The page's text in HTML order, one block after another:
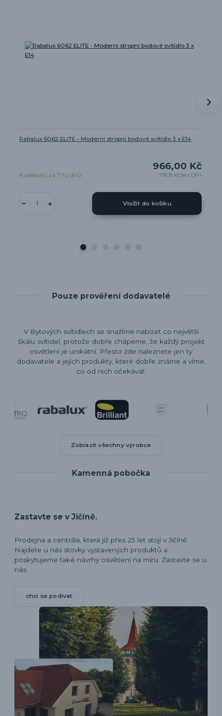
Rabalux 6062 ELITE - Moderní stropní bodové svítidlo 3 x E14
966,00 Kč
798,35 Kč bez DPH
K odeslání za 7-10 dnů
Vložit do košíku
Pouze prověření dodavatelé
V Bytových svítidlech se snažíme nabízet co největší
škálu svítidel, protože dobře chápeme, že každý projekt
osvětlení je unikátní. Přesto zde naleznete jen ty
dodavatele a jejich produkty, které dobře známe a víme,
co od nich očekávat.
Zobrazit všechny výrobce
Kamenná pobočka
Zastavte se v Jičíně.
Prodejna a centrála, která již přes 25 let stojí v Jičíně.
Najdete u nás stovky vystavených produktů a
poskytujeme také návrhy osvětlení na míru. Zastavte se u
nás.
chci se podívat